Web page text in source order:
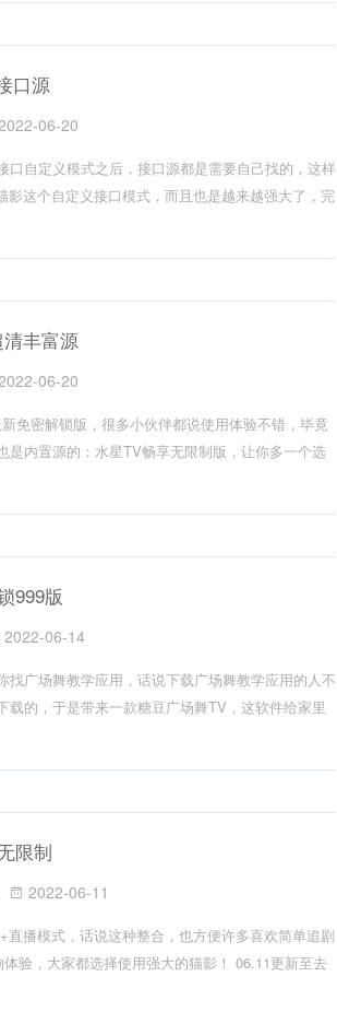
口源
06-20
自定义模式之后，接口源都是需要自己找的，这样
这个自定义接口模式，而且也是越来越强大了，完
丰富源
06-20
免密解锁版，很多小伙伴都说使用体验不错，毕竟
内置源的：水星TV畅享无限制版，让你多一个选
999版
2022-06-14
广场舞教学应用，话说下载广场舞教学应用的人不
的，于是带来一款糖豆广场舞TV，这软件给家里
限制
2022-06-11
播模式，话说这种整合，也方便许多喜欢简单追剧
验，大家都选择使用强大的猫影！ 06.11更新至去